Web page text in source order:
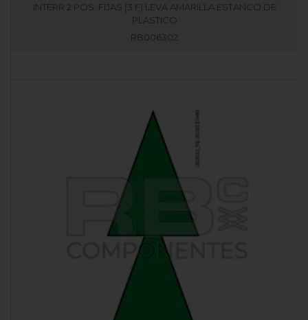
INTERR 2 POS. FIJAS (3 F) LEVA AMARILLA ESTANCO DE
PLASTICO
RB006302